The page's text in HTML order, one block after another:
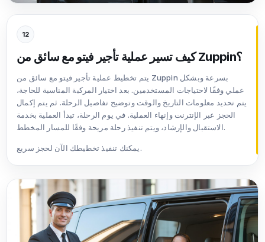
12
كيف تسير عملية تأجير فيتو مع سائق من Zuppin؟
يتم تخطيط عملية تأجير فيتو مع سائق من Zuppin بسرعة وبشكل
عملي وفقًا لاحتياجات المستخدمين. بعد اختيار المركبة المناسبة للحاجة،
يتم تحديد معلومات التاريخ والوقت وتوضيح تفاصيل الرحلة. ثم يتم إكمال
الحجز عبر الإنترنت وإنهاء العملية. في يوم الرحلة، تبدأ العملية بخدمة
الاستقبال والإرشاد، ويتم تنفيذ رحلة مريحة وفقًا للمسار المخطط.
يمكنك تنفيذ تخطيطك الآن لحجز سريع.